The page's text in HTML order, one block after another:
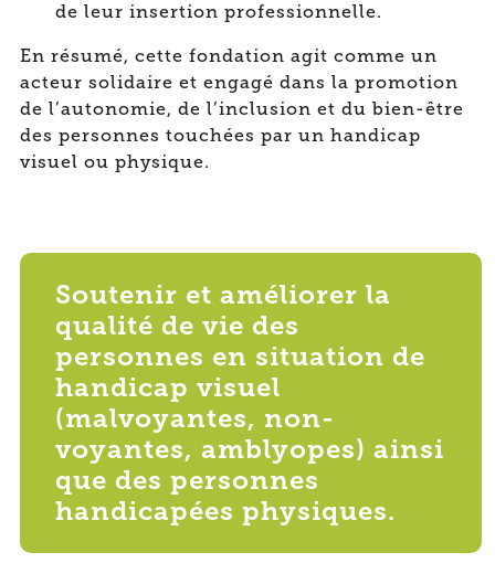
de leur insertion professionnelle.
En résumé, cette fondation agit comme un
acteur solidaire et engagé dans la promotion
de l’autonomie, de l’inclusion et du bien-être
des personnes touchées par un handicap
visuel ou physique.
Soutenir et améliorer la
qualité de vie des
personnes en situation de
handicap visuel
(malvoyantes, non-
voyantes, amblyopes) ainsi
que des personnes
handicapées physiques.